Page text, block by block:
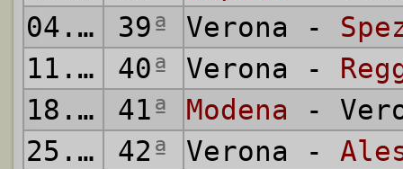
04.06.
1950
39ª Verona -
11.06.
1950
40ª Verona -
18.06.
1950
41ª Modena -
25.06.
1950
42ª Verona -